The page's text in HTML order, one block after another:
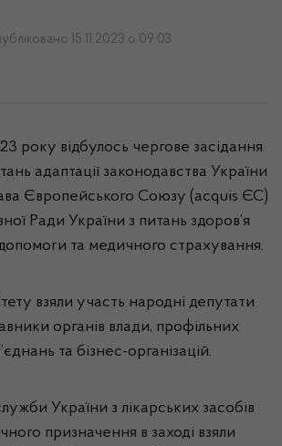
15.11.2023 о 09:03
року відбулось чергове засідання
адаптації законодавства України
Європейського Союзу (acquis ЄС)
Ради України з питань здоров’я
та медичного страхування.
взяли участь народні депутати
органів влади, профільних
та бізнес-організацій.
України з лікарських засобів
призначення в заході взяли